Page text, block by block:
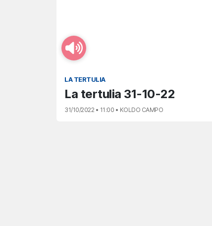
LA TERTULIA
La tertulia 31-10-22
31/10/2022 • 11:00 • KOLDO CAMPO